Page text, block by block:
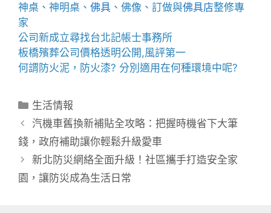
神桌、 神明桌 、 佛具 、佛像、訂做與佛具店整修專
家
公司新成立尋找台北記帳士事務所
板橋殯葬公司價格透明公開,風評第一
何謂防火泥 ， 防火漆? 分別適用在何種環境中呢?
分
類
生活情報
汽機車舊換新補貼全攻略：把握時機省下大筆
錢，政府補助讓你輕鬆升級愛車
新北防災網絡全面升級！社區攜手打造安全家
園，讓防災成為生活日常